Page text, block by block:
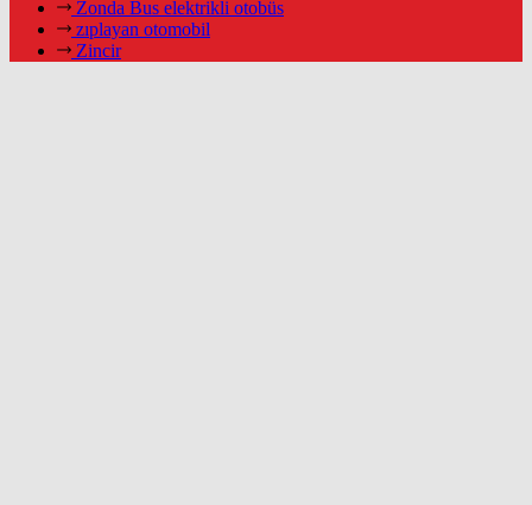
Zonda Bus elektrikli otobüs
zıplayan otomobil
Zincir